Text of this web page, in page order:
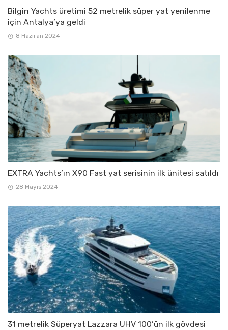
Bilgin Yachts üretimi 52 metrelik süper yat yenilenme
için Antalya’ya geldi
8 Haziran 2024
EXTRA Yachts’ın X90 Fast yat serisinin ilk ünitesi satıldı
28 Mayıs 2024
31 metrelik Süperyat Lazzara UHV 100’ün ilk gövdesi